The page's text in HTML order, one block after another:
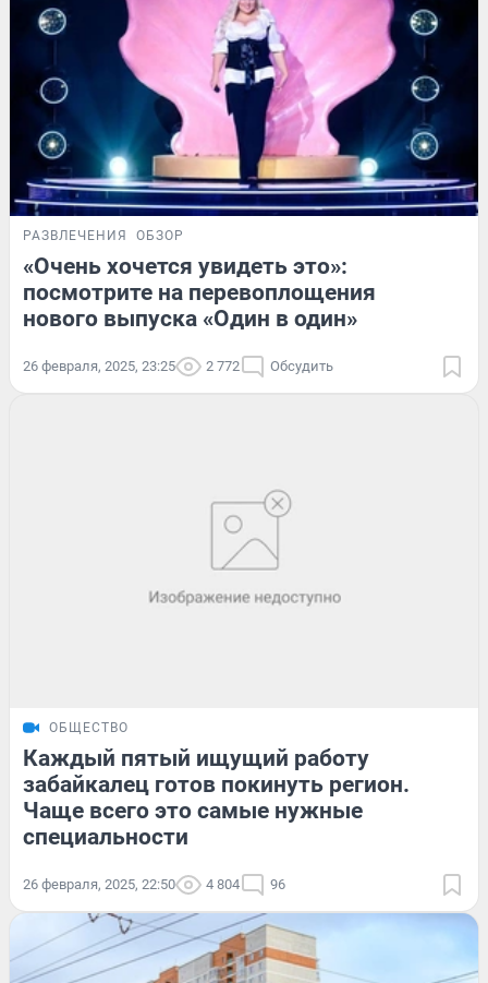
РАЗВЛЕЧЕНИЯ ОБЗОР
«Очень хочется увидеть это»:
посмотрите на перевоплощения
нового выпуска «Один в один»
26 февраля, 2025, 23:25 2 772 Обсудить
ОБЩЕСТВО
Каждый пятый ищущий работу
забайкалец готов покинуть регион.
Чаще всего это самые нужные
специальности
26 февраля, 2025, 22:50 4 804 96